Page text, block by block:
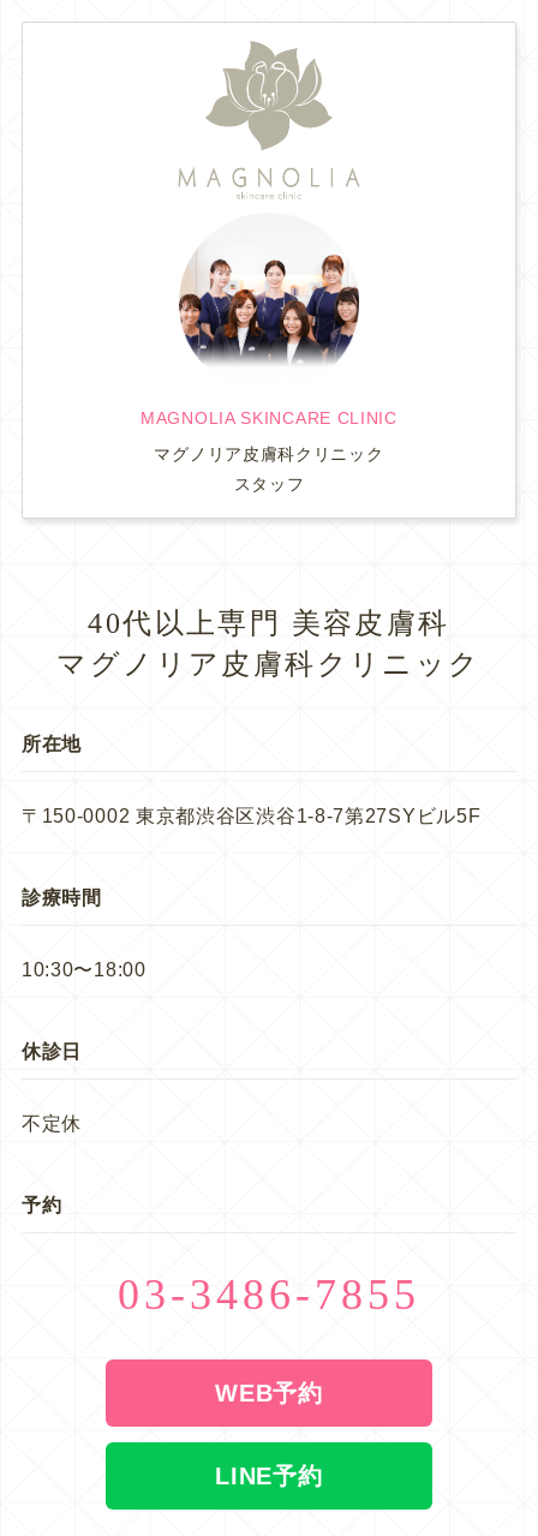
MAGNOLIA SKINCARE CLINIC
マグノリア皮膚科クリニック
スタッフ
40代以上専門 美容皮膚科
マグノリア皮膚科クリニック
所在地
〒150-0002 東京都渋谷区渋谷1-8-7第27SYビル5F
診療時間
10:30〜18:00
休診日
不定休
予約
03-3486-7855
WEB予約
LINE予約